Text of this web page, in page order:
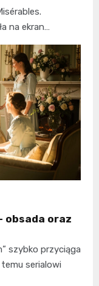
na ekran…
obsada oraz
szybko przyciąga
serialowi